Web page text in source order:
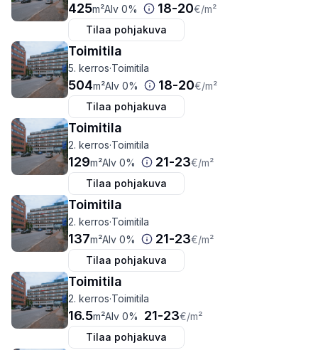
425m²Alv 0% 18-20€/m²
Tilaa pohjakuva
Toimitila
5. kerros·Toimitila
504m²Alv 0% 18-20€/m²
Tilaa pohjakuva
Toimitila
2. kerros·Toimitila
129m²Alv 0% 21-23€/m²
Tilaa pohjakuva
Toimitila
2. kerros·Toimitila
137m²Alv 0% 21-23€/m²
Tilaa pohjakuva
Toimitila
2. kerros·Toimitila
16.5m²Alv 0% 21-23€/m²
Tilaa pohjakuva